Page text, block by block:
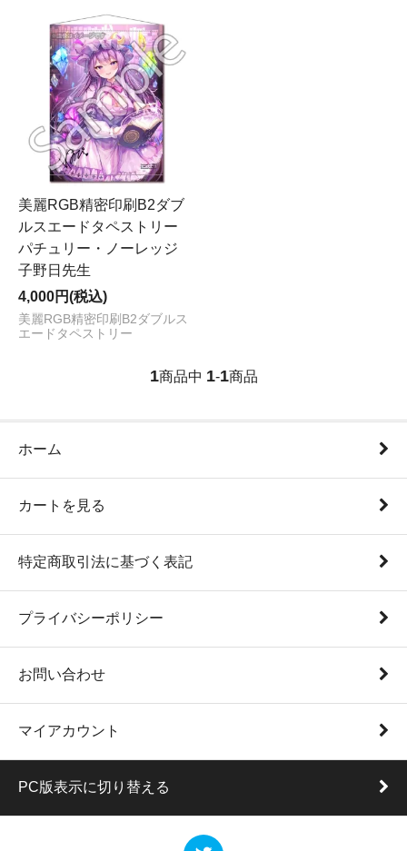
美麗RGB精密印刷B2ダブ
ルスエードタペストリー
パチュリー・ノーレッジ
子野日先生
4,000円(税込)
美麗RGB精密印刷B2ダブルス
エードタペストリー
1商品中 1-1商品
ホーム
カートを見る
特定商取引法に基づく表記
プライバシーポリシー
お問い合わせ
マイアカウント
PC版表示に切り替える